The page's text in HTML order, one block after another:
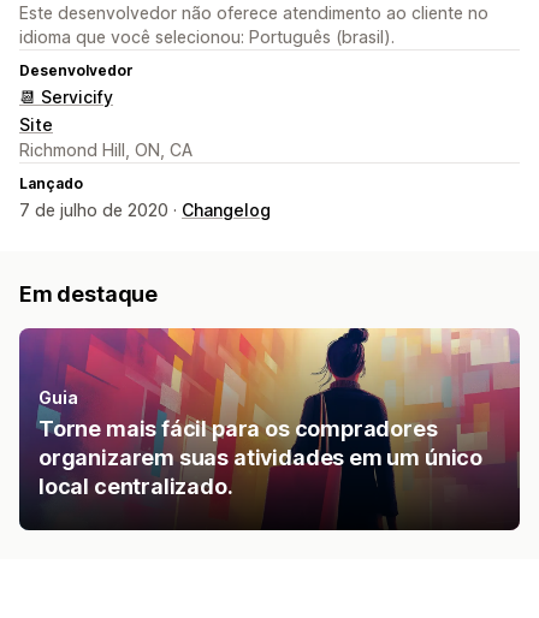
Este desenvolvedor não oferece atendimento ao cliente no
idioma que você selecionou: Português (brasil).
Desenvolvedor
📆 Servicify
Site
Richmond Hill, ON, CA
Lançado
7 de julho de 2020 · Changelog
Em destaque
Guia
Torne mais fácil para os compradores
organizarem suas atividades em um único
local centralizado.